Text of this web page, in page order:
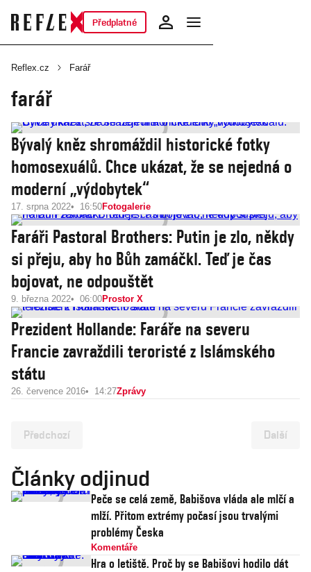
Předplatné
Reflex.cz Farář
farář
Bývalý kněz shromáždil historické fotky
homosexuálů. Chce ukázat, že se nejedná o
moderní „výdobytek“
17. srpna 2022 16:50Fotogalerie
Faráři Pastoral Brothers: Putin je zlo, někdy
si přeju, aby ho Bůh zamáčkl. Teď je čas
bojovat, ne odpouštět
9. března 2022 06:00Prostor X
Prezident Hollande: Faráře na severu
Francie zavraždili teroristé z Islámského
státu
26. července 2016 14:27Zprávy
Předchozí Další
Články odjinud
Peče se celá země, Babišova vláda ale mlčí a
mlží. Přitom extrémy počasí jsou trvalými
problémy Česka
Komentáře
Hra o letiště. Proč by se Babišovi hodilo dát